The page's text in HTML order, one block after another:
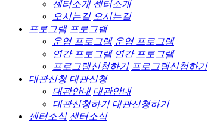
센터소개 센터소개
오시는길 오시는길
프로그램 프로그램
운영 프로그램 운영 프로그램
연간 프로그램 연간 프로그램
프로그램신청하기 프로그램신청하기
대관신청 대관신청
대관안내 대관안내
대관신청하기 대관신청하기
센터소식 센터소식